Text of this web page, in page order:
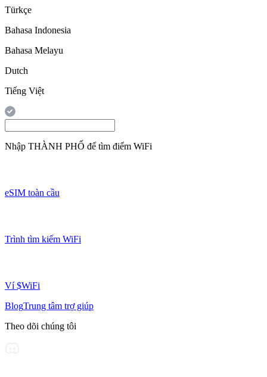
Türkçe
Bahasa Indonesia
Bahasa Melayu
Dutch
Tiếng Việt
Nhập THÀNH PHỐ để tìm điểm WiFi
eSIM toàn cầu
Trình tìm kiếm WiFi
Ví $WiFi
BlogTrung tâm trợ giúp
Theo dõi chúng tôi